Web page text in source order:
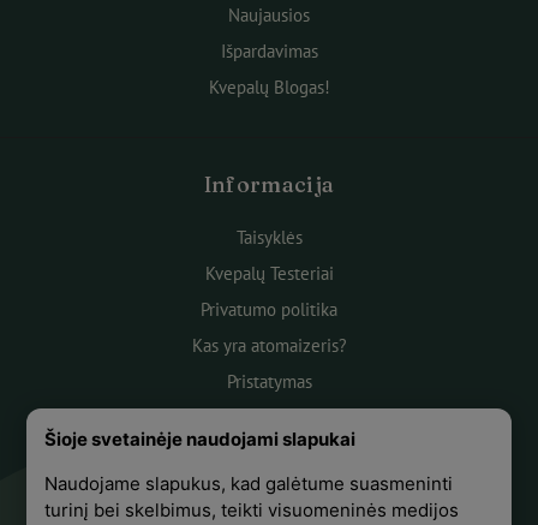
Naujausios
Išpardavimas
Kvepalų Blogas!
Informacija
Taisyklės
Kvepalų Testeriai
Privatumo politika
Kas yra atomaizeris?
Pristatymas
Apie mus
Atsiliepimai
Šioje svetainėje naudojami slapukai
Naudojame slapukus, kad galėtume suasmeninti
turinį bei skelbimus, teikti visuomeninės medijos